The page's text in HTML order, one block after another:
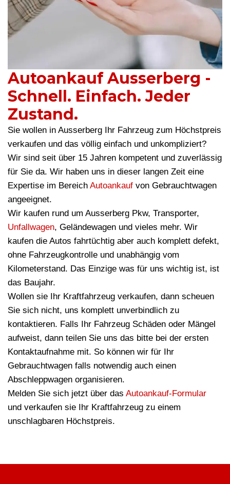
Autoankauf Ausserberg -
Schnell. Einfach. Jeder
Zustand.
Sie wollen in Ausserberg Ihr Fahrzeug zum Höchstpreis
verkaufen und das völlig einfach und unkompliziert?
Wir sind seit über 15 Jahren kompetent und zuverlässig
für Sie da. Wir haben uns in dieser langen Zeit eine
Expertise im Bereich Autoankauf von Gebrauchtwagen
angeeignet.
Wir kaufen rund um Ausserberg Pkw, Transporter,
Unfallwagen, Geländewagen und vieles mehr. Wir
kaufen die Autos fahrtüchtig aber auch komplett defekt,
ohne Fahrzeugkontrolle und unabhängig vom
Kilometerstand. Das Einzige was für uns wichtig ist, ist
das Baujahr.
Wollen sie Ihr Kraftfahrzeug verkaufen, dann scheuen
Sie sich nicht, uns komplett unverbindlich zu
kontaktieren. Falls Ihr Fahrzeug Schäden oder Mängel
aufweist, dann teilen Sie uns das bitte bei der ersten
Kontaktaufnahme mit. So können wir für Ihr
Gebrauchtwagen falls notwendig auch einen
Abschleppwagen organisieren.
Melden Sie sich jetzt über das Autoankauf-Formular
und verkaufen sie Ihr Kraftfahrzeug zu einem
unschlagbaren Höchstpreis.